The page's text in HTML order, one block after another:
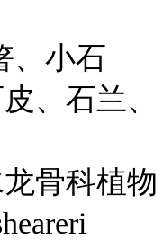
、小石
、石兰、
龙骨科植物